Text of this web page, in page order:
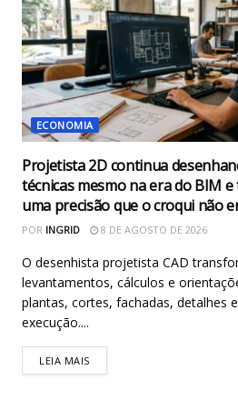
ECONOMIA
Projetista 2D continua
técnicas mesmo na era do BIM
uma precisão que o croqui não
POR INGRID 8 DE AGOSTO DE 2026
O desenhista projetista CAD
levantamentos, cálculos e
plantas, cortes, fachadas, detalhes
execução....
LEIA MAIS